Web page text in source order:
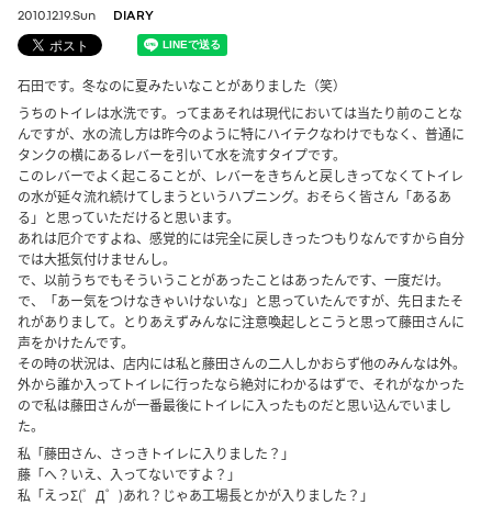
2010.12.19.Sun DIARY
石田です。冬なのに夏みたいなことがありました（笑）
うちのトイレは水洗です。ってまあそれは現代においては当たり前のことな
んですが、水の流し方は昨今のように特にハイテクなわけでもなく、普通に
タンクの横にあるレバーを引いて水を流すタイプです。
このレバーでよく起こることが、レバーをきちんと戻しきってなくてトイレ
の水が延々流れ続けてしまうというハプニング。おそらく皆さん「あるあ
る」と思っていただけると思います。
あれは厄介ですよね、感覚的には完全に戻しきったつもりなんですから自分
では大抵気付けませんし。
で、以前うちでもそういうことがあったことはあったんです、一度だけ。
で、「あー気をつけなきゃいけないな」と思っていたんですが、先日またそ
れがありまして。とりあえずみんなに注意喚起しとこうと思って藤田さんに
声をかけたんです。
その時の状況は、店内には私と藤田さんの二人しかおらず他のみんなは外。
外から誰か入ってトイレに行ったなら絶対にわかるはずで、それがなかった
ので私は藤田さんが一番最後にトイレに入ったものだと思い込んでいまし
た。
私「藤田さん、さっきトイレに入りました？」
藤「へ？いえ、入ってないですよ？」
私「えっΣ(゜Д゜)あれ？じゃあ工場長とかが入りました？」